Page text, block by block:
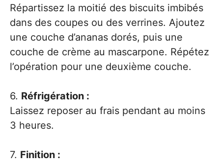
Répartissez la moitié des biscuits imbibés
dans des coupes ou des verrines. Ajoutez
une couche d’ananas dorés, puis une
couche de crème au mascarpone. Répétez
l’opération pour une deuxième couche.
6. Réfrigération :
Laissez reposer au frais pendant au moins
3 heures.
7. Finition :